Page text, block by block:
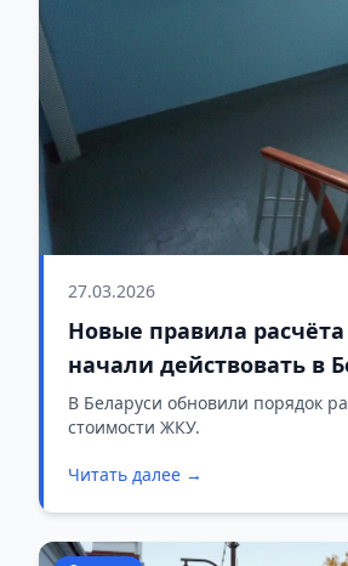
27.03.2026
Новые правила
начали действовать в
В Беларуси обновили порядок
стоимости ЖКУ.
Читать далее →